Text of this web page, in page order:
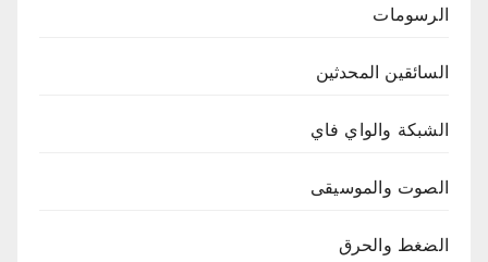
الرسومات
السائقين المحدثين
الشبكة والواي فاي
الصوت والموسيقى
الضغط والحرق